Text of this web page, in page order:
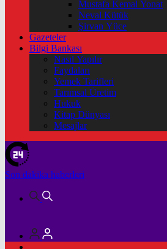
Mustafa Kemal Yonat
Neval Kütük
Şirvan Yüce
Gazeteler
Bilgi Bankası
Nasıl Yapılır
Faydaları
Yemek Tarifleri
Tarımsal Üretim
Hukuk
Kitap Dünyası
Mesajlar
Son dakika haberleri